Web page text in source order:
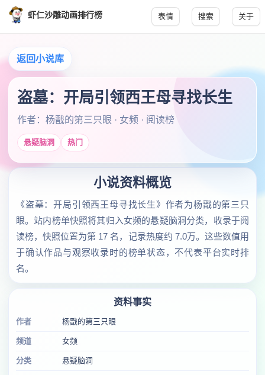
虾仁沙雕动画排行榜 表情 搜索 关于
返回小说库
盗墓：开局引领西王母寻找长生
作者：杨戬的第三只眼 · 女频 · 阅读榜
悬疑脑洞 热门
小说资料概览
《盗墓：开局引领西王母寻找长生》作者为杨戬的第三只
眼。站内榜单快照将其归入女频的悬疑脑洞分类，收录于阅
读榜，快照位置为第 17 名，记录热度约 7.0万。这些数值用
于确认作品与观察收录时的榜单状态，不代表平台实时排
名。
资料事实
作者 杨戬的第三只眼
频道 女频
分类 悬疑脑洞